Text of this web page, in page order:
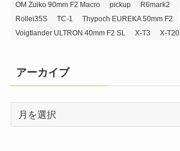
OM Zuiko 90mm F2 Macro
pickup R6mark2
Rollei35S
TC-1
Thypoch EUREKA 50mm F2
Voigtlander ULTRON 40mm F2 SL
X-T3 X-T20
アーカイブ